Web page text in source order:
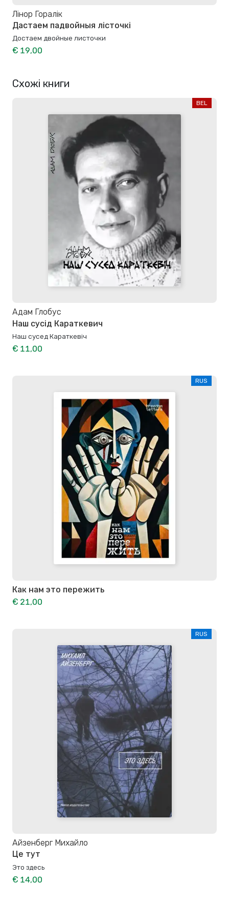
Лінор Горалік
Дастаем падвойныя лісточкі
Достаем двойные листочки
€ 19,00
Схожі книги
BEL
Адам Глобус
Наш сусід Караткевич
Наш сусед Караткевіч
€ 11,00
RUS
Как нам это пережить
€ 21,00
RUS
Айзенберг Михайло
Це тут
Это здесь
€ 14,00